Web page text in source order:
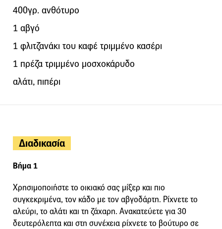
400γρ. ανθότυρο
1 αβγό
1 φλιτζανάκι του καφέ τριμμένο κασέρι
1 πρέζα τριμμένο μοσχοκάρυδο
αλάτι, πιπέρι
Διαδικασία
Βήμα 1
Χρησιμοποιήστε το οικιακό σας μίξερ και πιο
συγκεκριμένα, τον κάδο με τον αβγοδάρτη. Ρίχνετε το
αλεύρι, το αλάτι και τη ζάχαρη. Ανακατεύετε για 30
δευτερόλεπτα και στη συνέχεια ρίχνετε το βούτυρο σε